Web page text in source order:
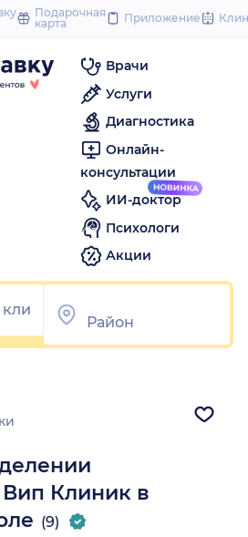
to
Закрыть
Подарочная
карта
Приложение
Врачи
Услуги
Диагностика
Онлайн-
консультации
ИИ-доктор
Психологи
Акции
Клиник в
(9)